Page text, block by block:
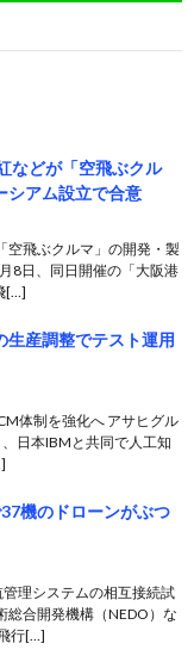
などが「空飛ぶクル
シアム設立で合意
空飛ぶクルマ」の開発・製
8日、同日開催の「大阪港
[…]
生産調整でテスト運用
体制を強化へ アサヒグル
日本IBMと共同で人工知
機のドローンがぶつ
理システムの相互接続試
総合開発機構（NEDO）な
行[…]